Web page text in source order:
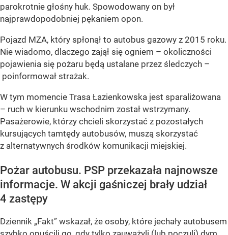
parokrotnie głośny huk. Spowodowany on był
najprawdopodobniej pękaniem opon.
Pojazd MZA, który spłonął to autobus gazowy z 2015 roku.
Nie wiadomo, dlaczego zajął się ogniem – okoliczności
pojawienia się pożaru będą ustalane przez śledczych –
poinformował strażak.
W tym momencie Trasa Łazienkowska jest sparaliżowana
– ruch w kierunku wschodnim został wstrzymany.
Pasażerowie, którzy chcieli skorzystać z pozostałych
kursujących tamtędy autobusów, muszą skorzystać
z alternatywnych środków komunikacji miejskiej.
Pożar autobusu. PSP przekazała najnowsze
informacje. W akcji gaśniczej brały udział
4 zastępy
Dziennik „Fakt” wskazał, że osoby, które jechały autobusem